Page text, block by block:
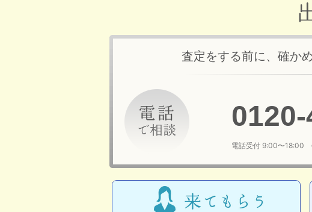
査定をする前に、確か
0120-
電話受付 9:00〜18:00